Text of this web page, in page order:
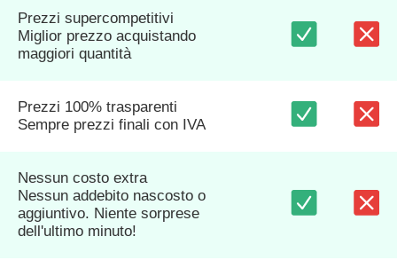
Prezzi supercompetitivi
Miglior prezzo acquistando
maggiori quantità
Prezzi 100% trasparenti
Sempre prezzi finali con IVA
Nessun costo extra
Nessun addebito nascosto o
aggiuntivo. Niente sorprese
dell'ultimo minuto!